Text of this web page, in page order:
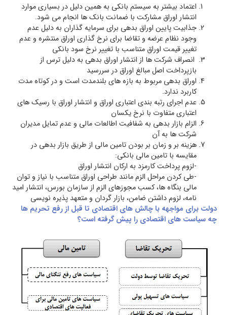
اعتماد بیشتر به سیستم بانکی به همین دلیل در بسیاری موارد
انتشار اوراق مشارکت با ضمانت بانک ها انجام می شود.
جذابیت پایین اوراق بدهی برای سرمایه گذاران به دلیل عدم
وجود نظام عرضه و تقاضا برای نرخ گذاری اوراق منتشره و عدم
تغییر قیمت اوراق متناسب با تغییر نرخ سود بانکی
انصراف شرکت ها از انتشار اوراق بدهی به دلیل ترس از
بازپرداخت اصل مبالغ اوراق در سررسید
اوراق بدهی مربوط به بازه های بلندمدت است و در کوتاه مدت
کاربرد ندارد.
عدم اجرای رتبه بندی اعتباری اوراق و انتشار اوراق با رسیک های
اعتباری متفاوت با نرخ یکسان
الزام بازار بدهی به شفافیت اطالعات مالی و عدم تمایل مدیران
شرکت ها به آن
هزینه بر و زمان بر بودن تامین مالی از طریق بازار بدهی در
مقایسه با تامین مالی بانکی:
-لزوم پرداخت کارمزد به ارکان انتشار اوراق
-طی کردن مراحل الزم مانند طراحی اوراق متناسب با نیاز و توان
مالی بنگاه ها، کسب مجوزهای الزم از سازمان بورس، انتشار امید
نامه، لزوم داشتن ضامن، بازار گردان و متعهد پذیره نویسی
دولت برای مواجهه با چالش های اقتصادی تا قبل از رفع تحریم ها
چه سیاست های اقتصادی را پیش گرفته است؟